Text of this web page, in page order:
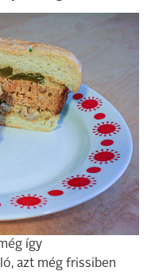
így
azt még frissiben